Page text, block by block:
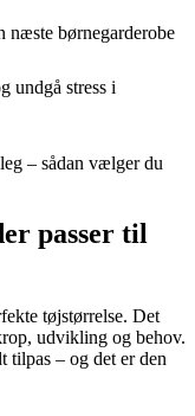
næste børnegarderobe
undgå stress i
– sådan vælger du
passer til
tøjstørrelse. Det
udvikling og behov.
tilpas – og det er den